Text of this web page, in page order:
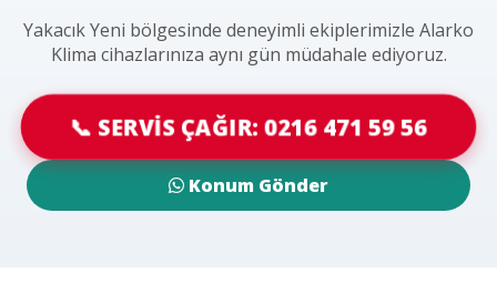
Yakacık Yeni bölgesinde deneyimli ekiplerimizle Alarko
Klima cihazlarınıza aynı gün müdahale ediyoruz.
📞 SERVİS ÇAĞIR: 0216 471 59 56
Konum Gönder